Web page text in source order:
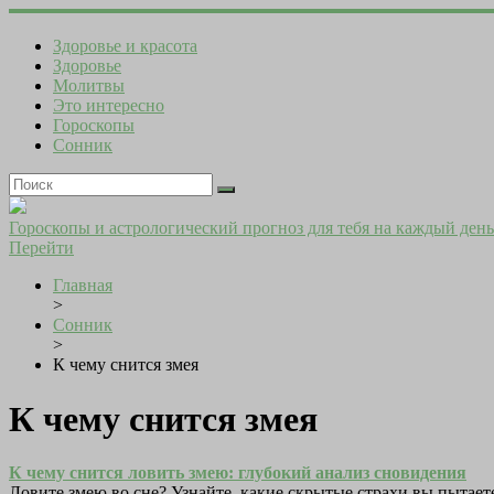
Здоровье и красота
Здоровье
Молитвы
Это интересно
Гороскопы
Сонник
Гороскопы и астрологический прогноз для тебя на каждый день
Перейти
Главная
>
Сонник
>
К чему снится змея
К чему снится змея
К чему снится ловить змею: глубокий анализ сновидения